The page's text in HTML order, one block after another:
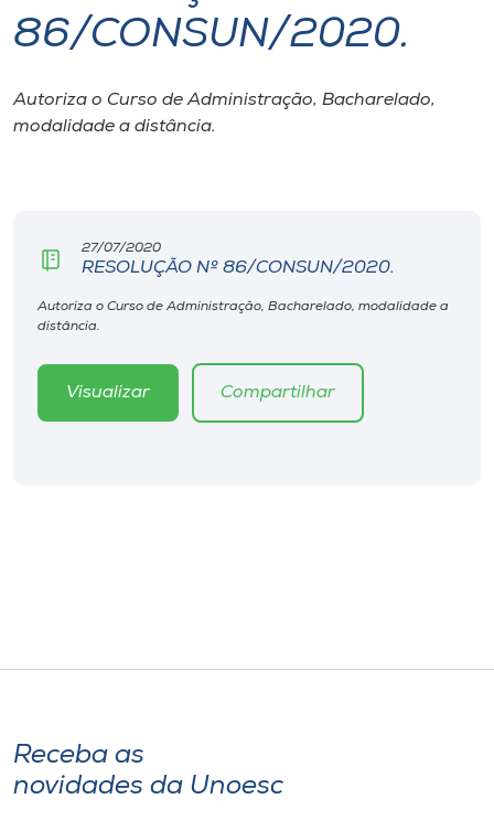
I.nova
Diplomados
CPA
Biblioteca
Editora
86/CONSUN/2020.
Autoriza o Curso de Administração, Bacharelado,
modalidade a distância.
27/07/2020
RESOLUÇÃO Nº 86/CONSUN/2020.
Autoriza o Curso de Administração, Bacharelado, modalidade a
distância.
Visualizar Compartilhar
Receba as
novidades da Unoesc